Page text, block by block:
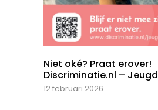
Niet oké? Praat erover!
Discriminatie.nl – Jeugd
12 februari 2026